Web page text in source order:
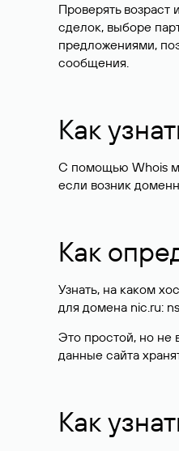
Проверять
сделок, выборе
предложениями,
сообщения.
Как
С помощью Whois
если возник
Как
Узнать, на каком
для домена nic.ru:
Это простой, но не
данные сайта
Как